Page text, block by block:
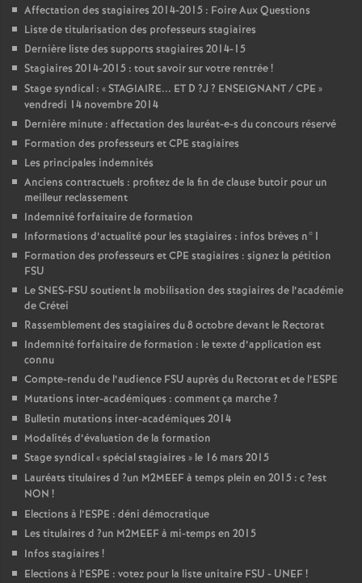
Affectation des stagiaires 2014-2015 : Foire Aux Questions
Liste de titularisation des professeurs stagiaires
Dernière liste des supports stagiaires 2014-15
Stagiaires 2014-2015 : tout savoir sur votre rentrée!
Stage syndical : «STAGIAIRE... ET D ?J ? ENSEIGNANT/CPE »
vendredi 14 novembre 2014
Dernière minute : affectation des lauréat-e-s du concours réservé
Formation des professeurs etCPE stagiaires
Les principales indemnités
Anciens contractuels : profitez de la fin de clause butoir pour un
meilleur reclassement
Indemnité forfaitaire de formation
Informations d’actualité pour les stagiaires : infos brèves n°1
Formation des professeurs etCPE stagiaires : signez la pétition
FSU
LeSNES-FSU soutient la mobilisation des stagiaires de l’académie
de Crétei
Rassemblement des stagiaires du 8 octobre devant le Rectorat
Indemnité forfaitaire de formation : le texte d’application est
connu
Compte-rendu de l’audience FSU auprès du Rectorat et de l’ESPE
Mutations inter-académiques : comment ça marche?
Bulletin mutations inter-académiques 2014
Modalités d’évaluation de la formation
Stage syndical «spécial stagiaires » le 16 mars 2015
Lauréats titulaires d ?un M2MEEFà temps plein en 2015 : c?est
NON !
Elections à l’ESPE : déni démocratique
Les titulaires d ?un M2MEEFà mi-temps en 2015
Infos stagiaires !
Elections à l’ESPE : votez pour la liste unitaire FSU - UNEF!